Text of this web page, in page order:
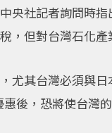
央社記者詢問時
，但對台灣石化
尤其台灣必須與
惠後，恐將使台灣